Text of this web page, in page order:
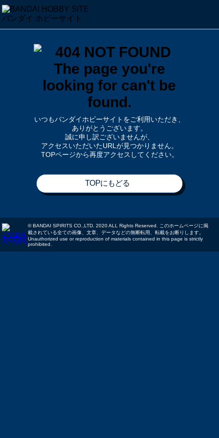
いつもバンダイホビーサイトをご利用いただき、
ありがとうございます。
誠に申し訳ございませんが、
アクセスいただいたURLが見つかりません。
TOPページから再度アクセスしてください。
TOPにもどる
© BANDAI SPIRITS CO.,LTD. 2020 ALL Rights Reserved. このホームページに掲
載されている全ての画像、文章、データなどの無断転用、転載をお断りします。
Unauthorized use or reproduction of materials contained in this page is strictly
prohibited.